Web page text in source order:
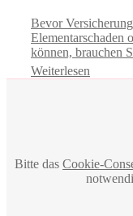
Bevor
Elementarschaden
können, brauchen
Weiterlesen
Bitte das Cookie-